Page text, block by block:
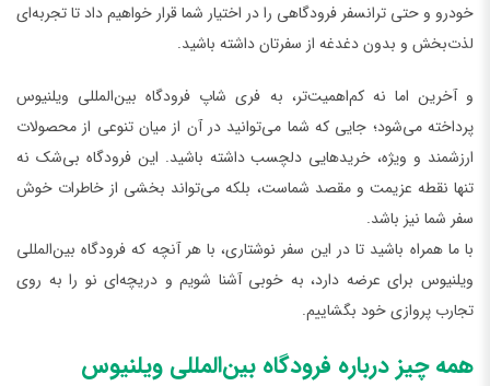
خودرو و حتی ترانسفر فرودگاهی را در اختیار شما قرار خواهیم داد تا تجربه‌ای
لذت‌بخش و بدون دغدغه از سفرتان داشته باشید.
و آخرین اما نه کم‌اهمیت‌تر، به فری شاپ فرودگاه بین‌المللی ویلنیوس
پرداخته می‌شود؛ جایی که شما می‌توانید در آن از میان تنوعی از محصولات
ارزشمند و ویژه، خریدهایی دلچسب داشته باشید. این فرودگاه بی‌شک نه
تنها نقطه عزیمت و مقصد شماست، بلکه می‌تواند بخشی از خاطرات خوش
سفر شما نیز باشد.
با ما همراه باشید تا در این سفر نوشتاری، با هر آنچه که فرودگاه بین‌المللی
ویلنیوس برای عرضه دارد، به خوبی آشنا شویم و دریچه‌ای نو را به روی
تجارب پروازی خود بگشاییم.
همه چیز درباره فرودگاه بین‌المللی ویلنیوس